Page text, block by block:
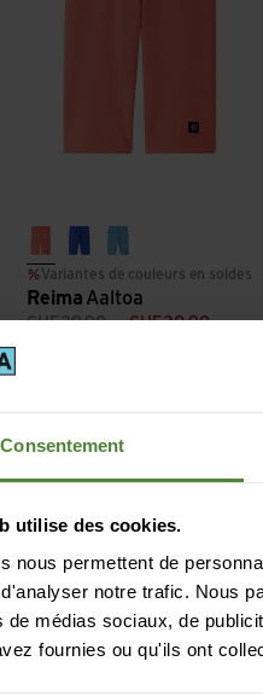
Consentement
utilise des cookies.
nous permettent de
notre trafic. Nous
de médias sociaux, de
fournies ou qu'ils ont
misty red
sparkly blue
fresh blue
Variantes de couleurs en soldes
Reima Aaltoa
CHF29,90 CHF20,90
CHF 99